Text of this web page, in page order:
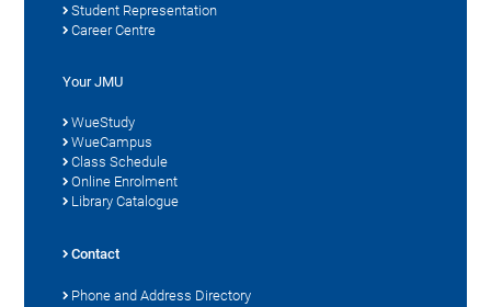
Student Representation
Career Centre
Your JMU
WueStudy
WueCampus
Class Schedule
Online Enrolment
Library Catalogue
Contact
Phone and Address Directory